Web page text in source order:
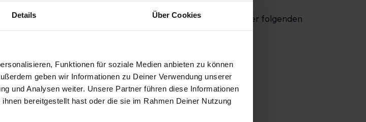
Details Über Cookies
Funktionen für soziale Medien anbieten zu können
geben wir Informationen zu Deiner Verwendung unserer
und Analysen weiter. Unsere Partner führen diese Informationen
bereitgestellt hast oder die sie im Rahmen Deiner Nutzung
über den Kauf der folgenden Waren (*)/die Erbringung der folgenden